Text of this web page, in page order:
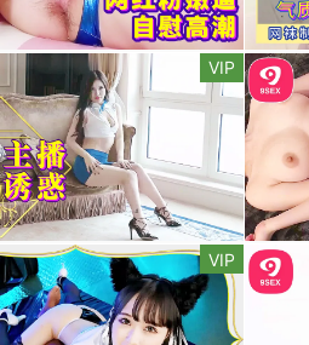
VIP
VIP